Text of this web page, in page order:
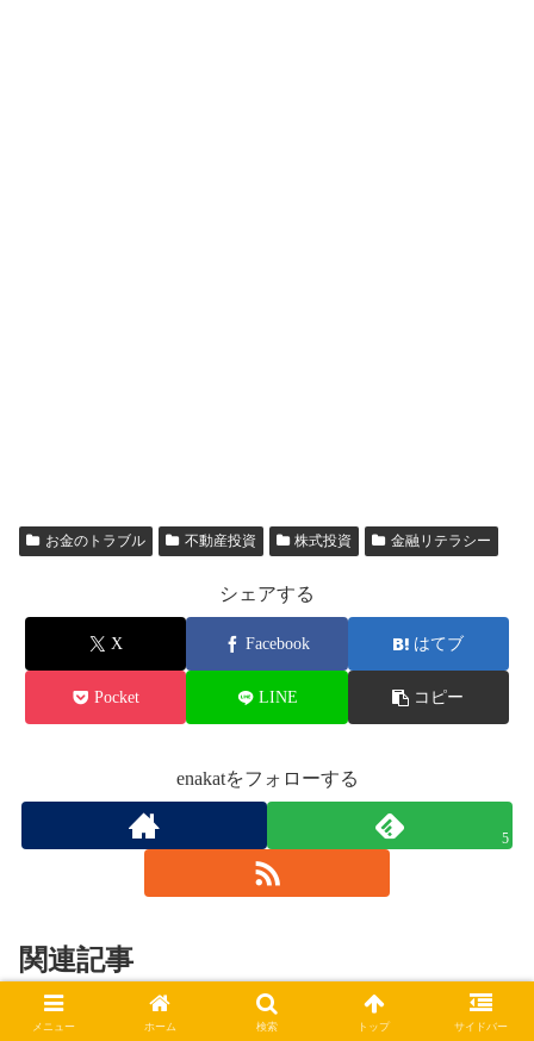
お金のトラブル 不動産投資 株式投資 金融リテラシー
シェアする
X Facebook はてブ
Pocket LINE コピー
enakatをフォローする
5
関連記事
節約術 「ミリオネア・マインド」から学ぶ！
メニュー ホーム 検索 トップ サイドバー